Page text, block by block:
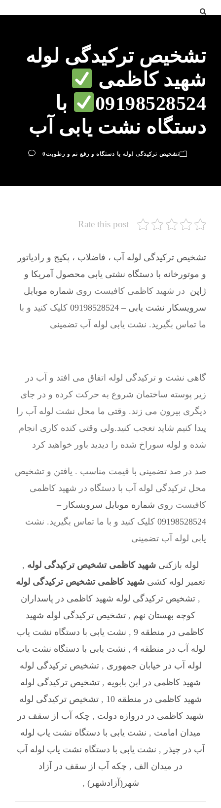
تشخیص ترکیدگی لوله
شهید کاظمی
09198528524
با
دستگاه نشت یابی آب
تشخیص ترکیدگی لوله با دستگاه و رفع نم و رطوبت0
Rate this post
تشخیص ترکیدگی لوله آب ، فاضلاب ، پکیج و رادیاتور
و موتورخانه با دستگاه نشتی یابی محصول آمریکا و
ژاپن در شهید کاظمی کافیست روی شماره موبایل
سرویسکار نشت یابی – 09198528524
کلیک کنید و با
ما تماس بگیرید. نشت یابی لوله آب تضمینی
گاهی نشت و ترکیدگی لوله اتفاق می افتد و آب در
زیر پوسته ساختمان شروع به حرکت کرده و در جای
دیگری بیرون می زند. وقتی ما محل نشت لوله آب را
پیدا کنیم شاید تعجب کنید.ولی وقتی کنده کاری انجام
شده و لوله سوراخ شده را دیدید باور خواهید کرد
صد در صد تضمینی با قیمت مناسب . یافتن و تشخیص
محل ترکیدگی لوله آب با دستگاه در شهید کاظمی
کافیست روی شماره موبایل سرویسکار –
09198528524 کلیک کنید و با ما تماس بگیرید. نشت
یابی لوله آب تضمینی
لوله بازکنی شهید کاظمی تشخیص ترکیدگی لوله ,
تعمیر لوله کشی شهید کاظمی تشخیص ترکیدگی لوله
, تشخیص ترکیدگی لوله شهید کاظمی در پاسداران
کوچه بهستان نهم , تشخیص ترکیدگی لوله شهید
کاظمی در منطقه 9
, نشت یابی با دستگاه نشت یاب
لوله آب در منطقه 4
, نشت یابی با دستگاه نشت یاب
لوله آب در خیابان جمهوری ,تشخیص ترکیدگی لوله
شهید کاظمی در ابن بابویه , تشخیص ترکیدگی لوله
شهید کاظمی در منطقه 10
, تشخیص ترکیدگی لوله
شهید کاظمی در دروازه دولت , چکه آب از سقف در
میدان امامت , نشت یابی با دستگاه نشت یاب لوله
آب در چیذر , نشت یابی با دستگاه نشت یاب لوله آب
در میدان الف , چکه آب از سقف در آزاد
شهر(آزادشهر) ,